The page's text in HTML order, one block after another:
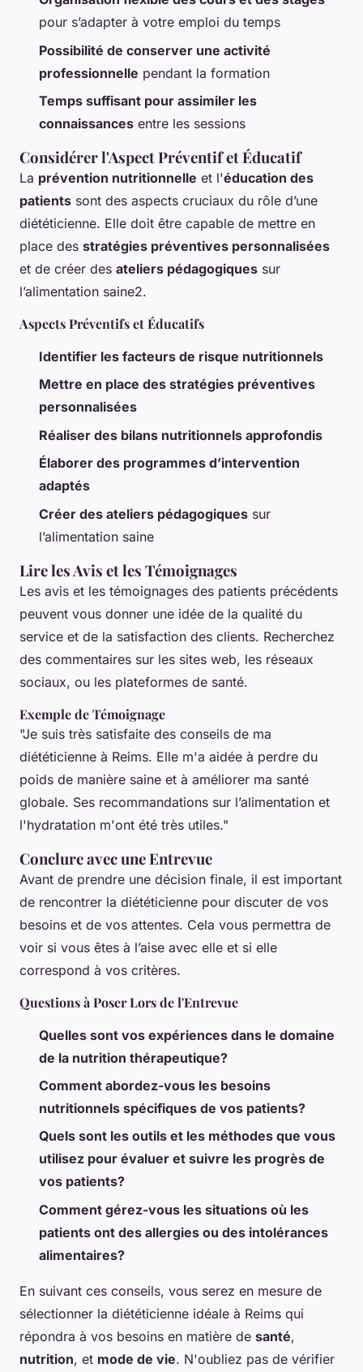
pour s’adapter à votre emploi du temps
Possibilité de conserver une activité
professionnelle pendant la formation
Temps suffisant pour assimiler les
connaissances entre les sessions
Considérer l'Aspect Préventif et Éducatif
La prévention nutritionnelle et l'éducation des
patients sont des aspects cruciaux du rôle d’une
diététicienne. Elle doit être capable de mettre en
place des stratégies préventives personnalisées
et de créer des ateliers pédagogiques sur
l’alimentation saine2.
Aspects Préventifs et Éducatifs
Identifier les facteurs de risque nutritionnels
Mettre en place des stratégies préventives
personnalisées
Réaliser des bilans nutritionnels approfondis
Élaborer des programmes d’intervention
adaptés
Créer des ateliers pédagogiques sur
l’alimentation saine
Lire les Avis et les Témoignages
Les avis et les témoignages des patients précédents
peuvent vous donner une idée de la qualité du
service et de la satisfaction des clients. Recherchez
des commentaires sur les sites web, les réseaux
sociaux, ou les plateformes de santé.
Exemple de Témoignage
"Je suis très satisfaite des conseils de ma
diététicienne à Reims. Elle m'a aidée à perdre du
poids de manière saine et à améliorer ma santé
globale. Ses recommandations sur l’alimentation et
l'hydratation m'ont été très utiles."
Conclure avec une Entrevue
Avant de prendre une décision finale, il est important
de rencontrer la diététicienne pour discuter de vos
besoins et de vos attentes. Cela vous permettra de
voir si vous êtes à l’aise avec elle et si elle
correspond à vos critères.
Questions à Poser Lors de l'Entrevue
Quelles sont vos expériences dans le domaine
de la nutrition thérapeutique?
Comment abordez-vous les besoins
nutritionnels spécifiques de vos patients?
Quels sont les outils et les méthodes que vous
utilisez pour évaluer et suivre les progrès de
vos patients?
Comment gérez-vous les situations où les
patients ont des allergies ou des intolérances
alimentaires?
En suivant ces conseils, vous serez en mesure de
sélectionner la diététicienne idéale à Reims qui
répondra à vos besoins en matière de santé,
nutrition, et mode de vie. N'oubliez pas de vérifier